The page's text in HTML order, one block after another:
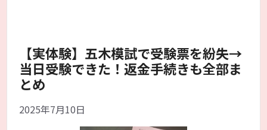
【実体験】五木模試で受験票を紛失→
当日受験できた！返金手続きも全部ま
とめ
2025年7月10日